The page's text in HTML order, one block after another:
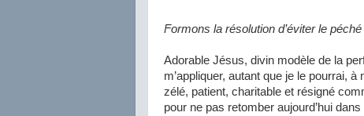
Formons la résolution d’éviter le
Adorable Jésus, divin modèle de la
m’appliquer, autant que je le pourrai,
zélé, patient, charitable et résigné
pour ne pas retomber aujourd’hui